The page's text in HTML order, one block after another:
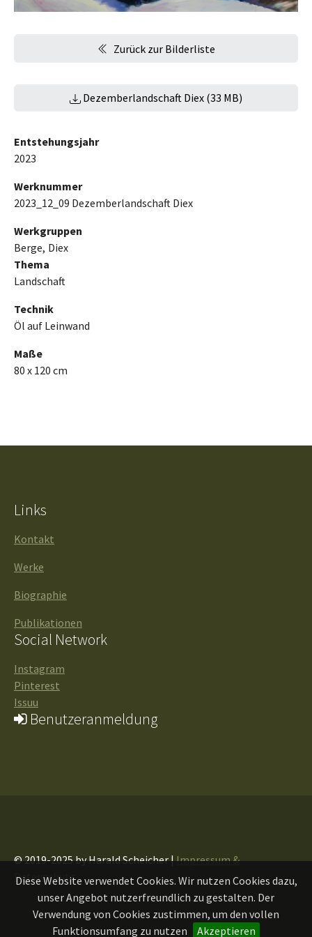
Diese Website verwendet Cookies. Wir nutzen Cookies dazu,
unser Angebot nutzerfreundlich zu gestalten. Der
Verwendung von Cookies zustimmen, um den vollen
Funktionsumfang zu nutzen
Akzeptieren
Zurück zur Bilderliste
Dezemberlandschaft Diex (33 MB)
Entstehungsjahr
2023
Werknummer
2023_12_09 Dezemberlandschaft Diex
Werkgruppen
Berge Diex
Thema
Landschaft
Technik
Öl auf Leinwand
Maße
80 x 120 cm
Links
Kontakt
Werke
Biographie
Publikationen
Social Network
Instagram
Pinterest
Issuu
Benutzeranmeldung
© 2019-2025 by Harald Scheicher |Impressum &
Datenschutz